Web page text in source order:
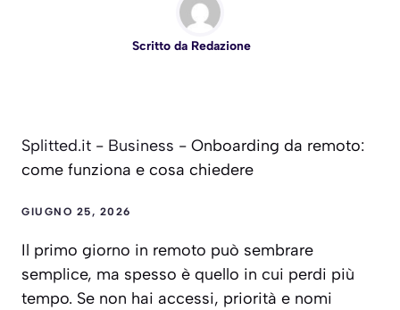
Scritto da Redazione
Splitted.it - Business - Onboarding da remoto:
come funziona e cosa chiedere
GIUGNO 25, 2026
Il primo giorno in remoto può sembrare
semplice, ma spesso è quello in cui perdi più
tempo. Se non hai accessi, priorità e nomi